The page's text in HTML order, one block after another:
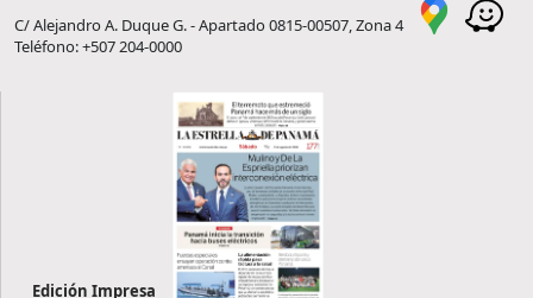
C/ Alejandro A. Duque G. - Apartado 0815-00507, Zona 4
Teléfono: +507 204-0000
Edición Impresa